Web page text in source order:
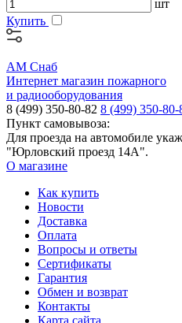
шт
Купить
АМ Снаб
Интернет магазин пожарного
и радиооборудования
8 (499) 350-80-82 8 (499) 350-80-
Пункт самовывоза:
Для проезда на автомобиле
"Юрловский проезд 14А".
О магазине
Как купить
Новости
Доставка
Оплата
Вопросы и ответы
Сертификаты
Гарантия
Обмен и возврат
Контакты